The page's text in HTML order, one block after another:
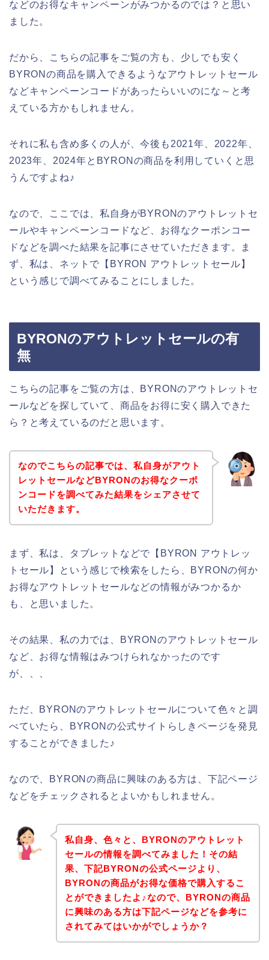
などのお得なキャンペーンがみつかるのでは？と思い
ました。
だから、こちらの記事をご覧の方も、少しでも安く
BYRONの商品を購入できるようなアウトレットセール
などキャンペーンコードがあったらいいのにな～と考
えている方かもしれません。
それに私も含め多くの人が、今後も2021年、2022年、
2023年、2024年とBYRONの商品を利用していくと思
うんですよね♪
なので、ここでは、私自身がBYRONのアウトレットセ
ールやキャンペーンコードなど、お得なクーポンコー
ドなどを調べた結果を記事にさせていただきます。ま
ず、私は、ネットで【BYRON アウトレットセール】
という感じで調べてみることにしました。
BYRONのアウトレットセールの有
無
こちらの記事をご覧の方は、BYRONのアウトレットセ
ールなどを探していて、商品をお得に安く購入できた
ら？と考えているのだと思います。
なのでこちらの記事では、私自身がアウト
レットセールなどBYRONのお得なクーポ
ンコードを調べてみた結果をシェアさせて
いただきます。
まず、私は、タブレットなどで【BYRON アウトレッ
トセール】という感じで検索をしたら、BYRONの何か
お得なアウトレットセールなどの情報がみつかるか
も、と思いました。
その結果、私の力では、BYRONのアウトレットセール
など、お得な情報はみつけられなかったのです
が、、、
ただ、BYRONのアウトレットセールについて色々と調
べていたら、BYRONの公式サイトらしきページを発見
することができました♪
なので、BYRONの商品に興味のある方は、下記ページ
などをチェックされるとよいかもしれません。
私自身、色々と、BYRONのアウトレット
セールの情報を調べてみました！その結
果、下記BYRONの公式ページより、
BYRONの商品がお得な価格で購入するこ
とができましたよ♪なので、BYRONの商品
に興味のある方は下記ページなどを参考に
されてみてはいかがでしょうか？